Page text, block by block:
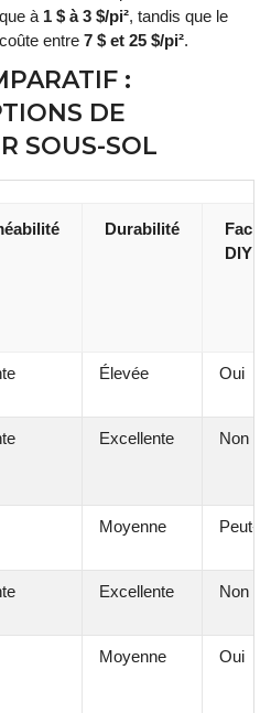
à 1 $ à 3 $/pi², tandis que le
entre 7 $ et 25 $/pi².
:
DE
SOUS-SOL
Durabilité
DIY
Élevée Oui
Excellente Non
Moyenne Peut-
Excellente Non
Moyenne Oui